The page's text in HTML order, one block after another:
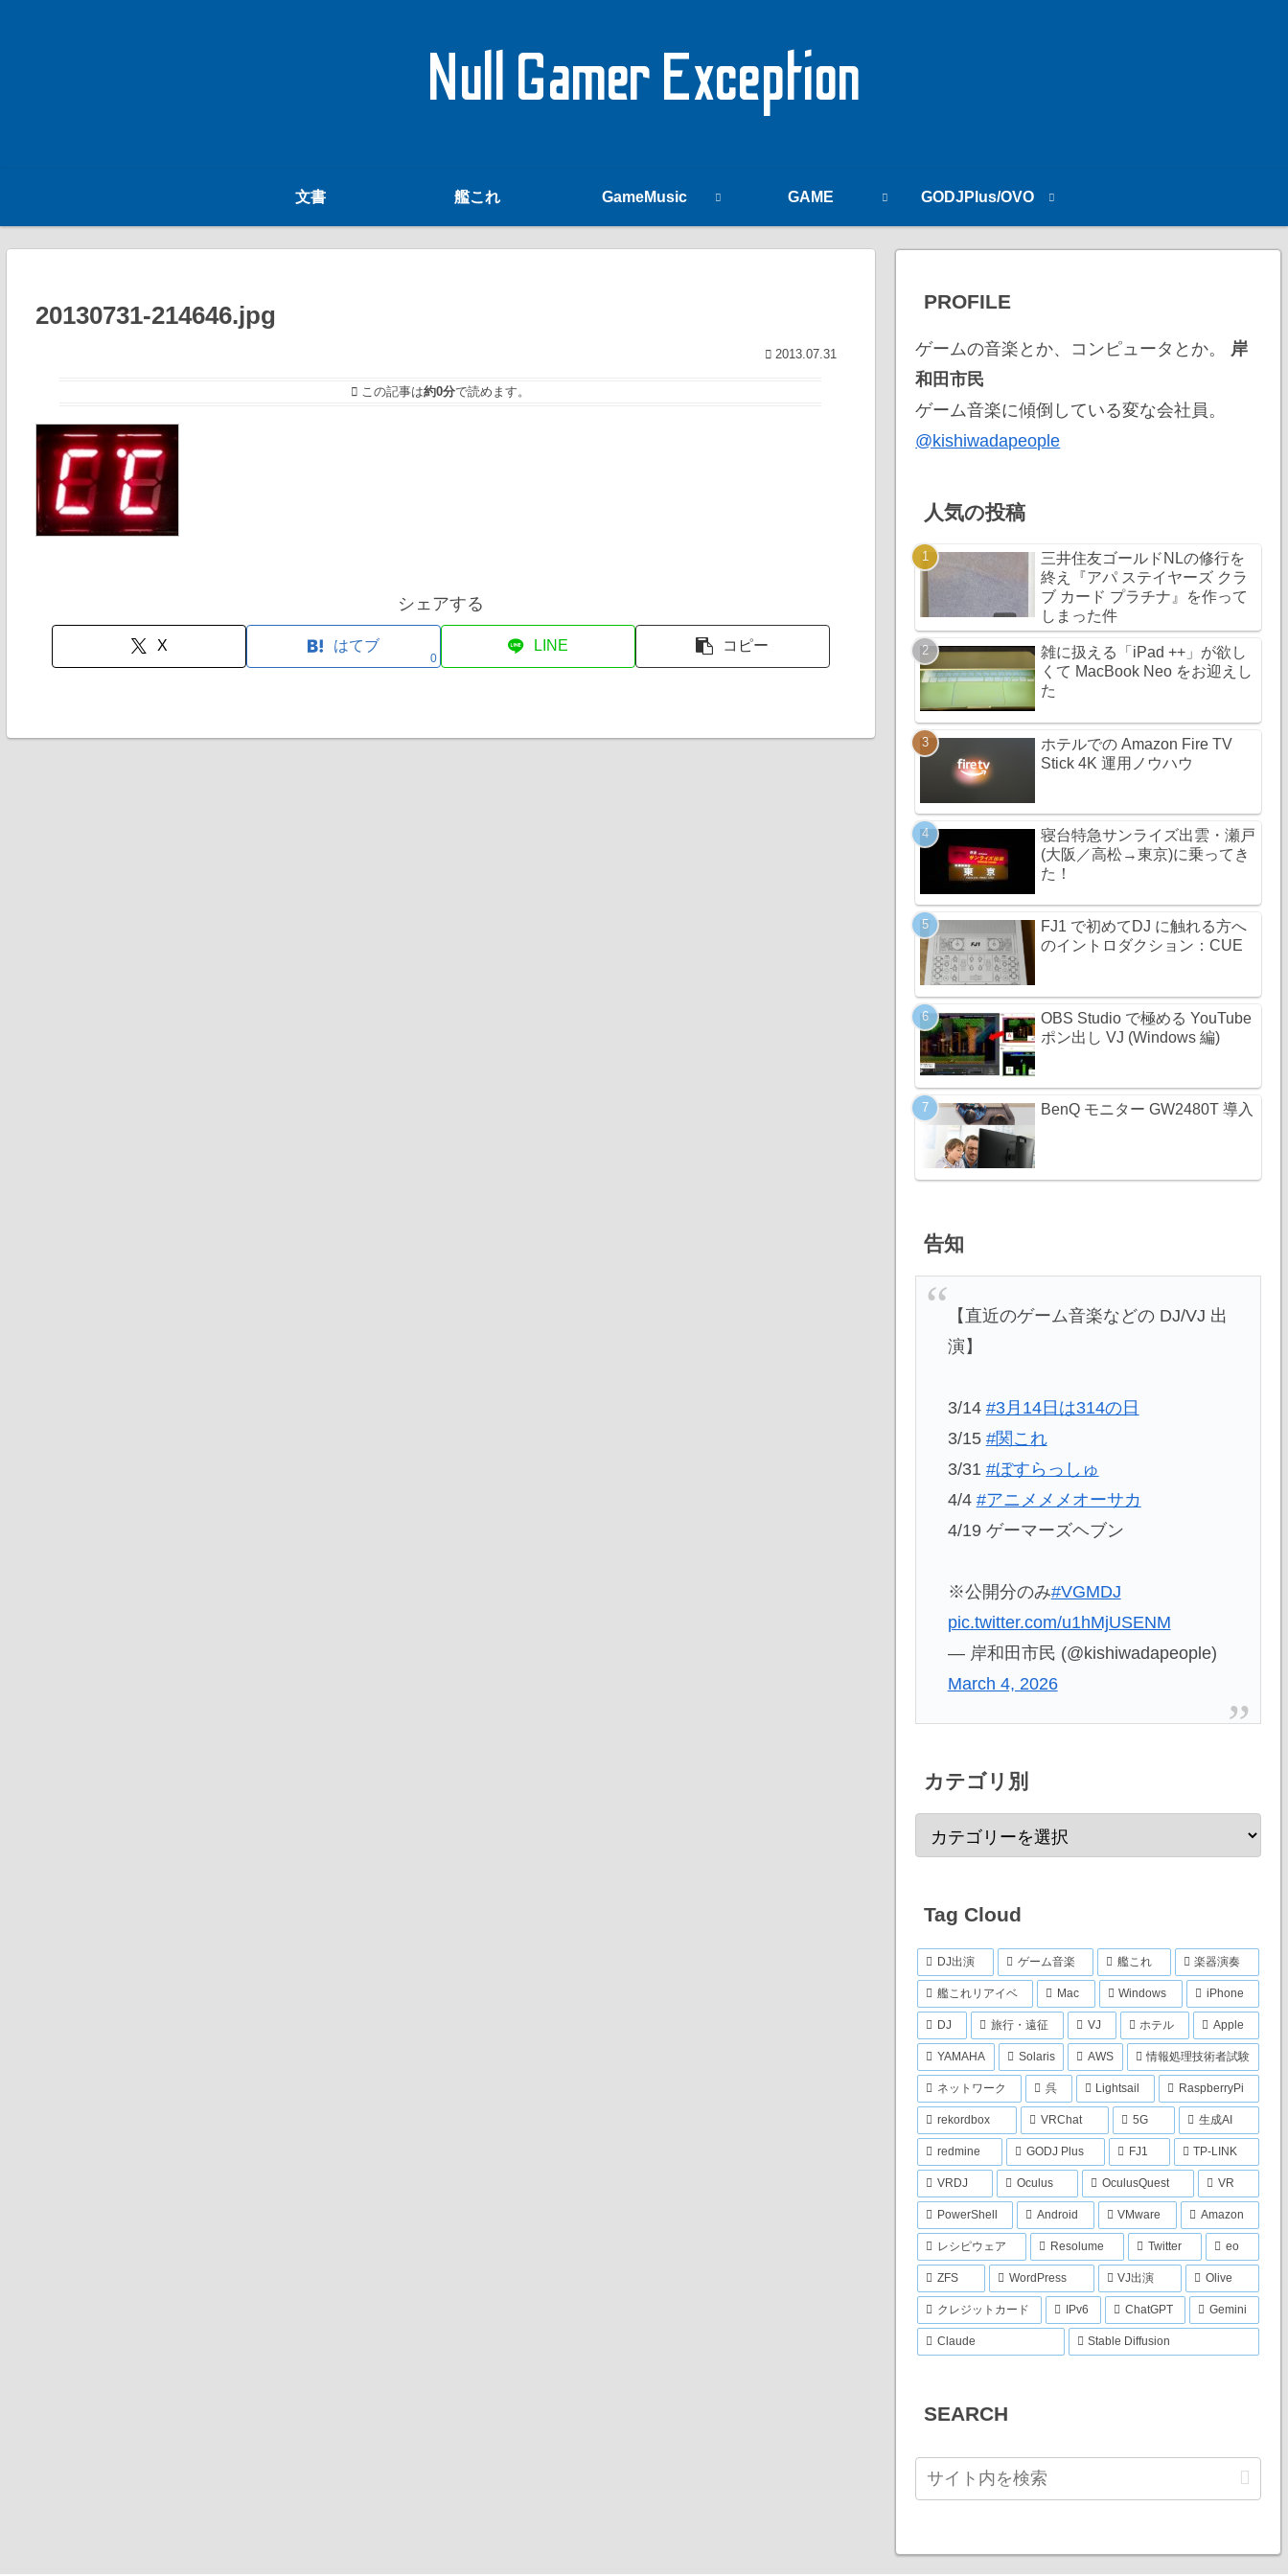
Null Gamer Exception
文書 艦これ GameMusic GAME GODJPlus/OVO
20130731-214646.jpg
2013.07.31
この記事は約0分で読めます。
シェアする
X はてブ
0
LINE コピー
PROFILE
ゲームの音楽とか、コンピュータとか。 岸
和田市民
ゲーム音楽に傾倒している変な会社員。
@kishiwadapeople
人気の投稿
三井住友ゴールドNLの修行を
終え『アパ ステイヤーズ クラ
ブ カード プラチナ』を作って
しまった件
雑に扱える「iPad ++」が欲し
くて MacBook Neo をお迎えし
た
ホテルでの Amazon Fire TV
Stick 4K 運用ノウハウ
寝台特急サンライズ出雲・瀬戸
(大阪／高松→東京)に乗ってき
た！
FJ1 で初めてDJ に触れる方へ
のイントロダクション：CUE
OBS Studio で極める YouTube
ポン出し VJ (Windows 編)
BenQ モニター GW2480T 導入
告知
【直近のゲーム音楽などの DJ/VJ 出
演】
3/14 #3月14日は314の日
3/15 #関これ
3/31 #ぼすらっしゅ
4/4 #アニメメメオーサカ
4/19 ゲーマーズヘブン
※公開分のみ#VGMDJ
pic.twitter.com/u1hMjUSENM
— 岸和田市民 (@kishiwadapeople)
March 4, 2026
カテゴリ別
Tag Cloud
DJ出演 ゲーム音楽 艦これ 楽器演奏
艦これリアイベ Mac Windows iPhone
DJ 旅行・遠征 VJ ホテル Apple
YAMAHA Solaris AWS 情報処理技術者試験
ネットワーク 呉 Lightsail RaspberryPi
rekordbox VRChat 5G 生成AI
redmine GODJ Plus FJ1 TP-LINK
VRDJ Oculus OculusQuest VR
PowerShell Android VMware Amazon
レシピウェア Resolume Twitter eo
ZFS WordPress VJ出演 Olive
クレジットカード IPv6 ChatGPT Gemini
Claude Stable Diffusion
SEARCH